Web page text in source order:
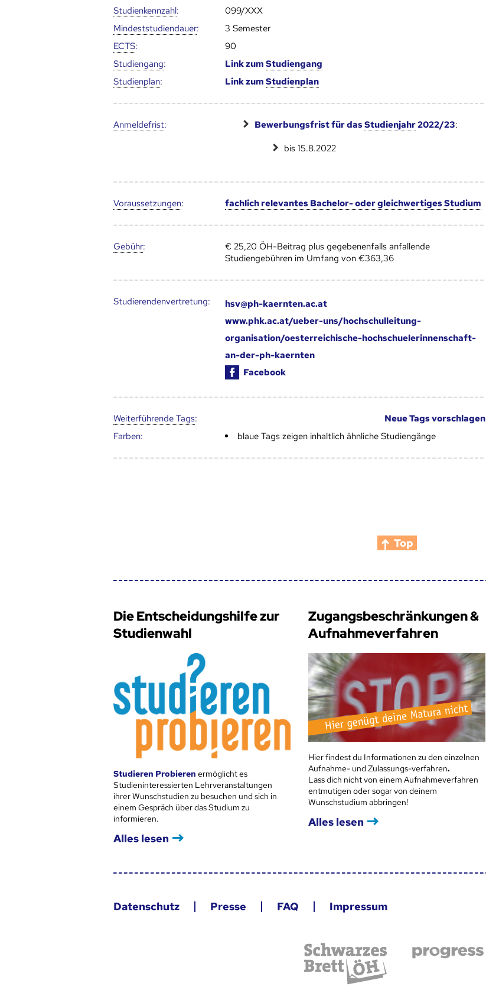
Studien­kenn­zahl:
099/XXX
Mindest­studien­dauer:
3 Semester
ECTS:
90
Studien­gang: Link zum Studien­gang
Studien­plan: Link zum Studien­plan
Anmelde­frist: Bewerbungsfrist für dasStudienjahr2022/23:
bis 15.8.2022
Voraus­setzungen: fachlich relevantes Bachelor- oder gleichwertiges Studium
Gebühr:
€ 25,20 ÖH-Beitrag plus gegebenenfalls anfallende
Studiengebühren im Umfang von €363,36
Studierendenvertretung:
hsv@ph-kaernten.ac.at
www.phk.ac.at/ueber-uns/hochschulleitung-
organisation/oesterreichische-hochschuelerinnenschaft-
an-der-ph-kaernten
Facebook
Weiter­führende Tags:
Neue Tags vorschlagen
Farben:
blaue Tags zeigen inhaltlich ähnliche Studiengänge
Top
Die Entscheidungshilfe zur
Studienwahl
Studieren Probieren ermöglicht es
Studieninteressierten Lehrveranstaltungen
ihrer Wunschstudien zu besuchen und sich in
einem Gespräch über das Studium zu
informieren.
Alles lesen
Zugangsbeschränkungen &
Aufnahmeverfahren
Hier findest du Informationen zu den einzelnen
Aufnahme- und Zulassungs-verfahren.
Lass dich nicht von einem Aufnahmeverfahren
entmutigen oder sogar von deinem
Wunschstudium abbringen!
Alles lesen
Datenschutz Presse FAQ Impressum